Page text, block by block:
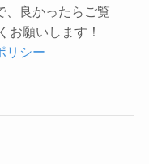
、良かったらご覧
お願いします！
リシー